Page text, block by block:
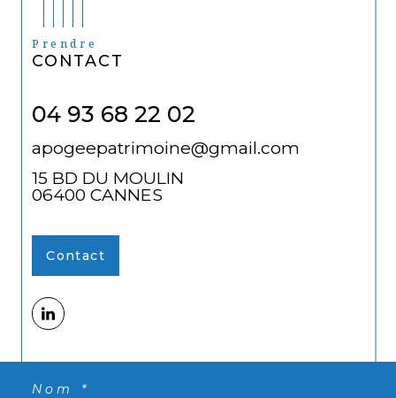
Nom *
Prendre
CONTACT
04 93 68 22 02
apogeepatrimoine@gmail.com
15 BD DU MOULIN
06400 CANNES
Contact